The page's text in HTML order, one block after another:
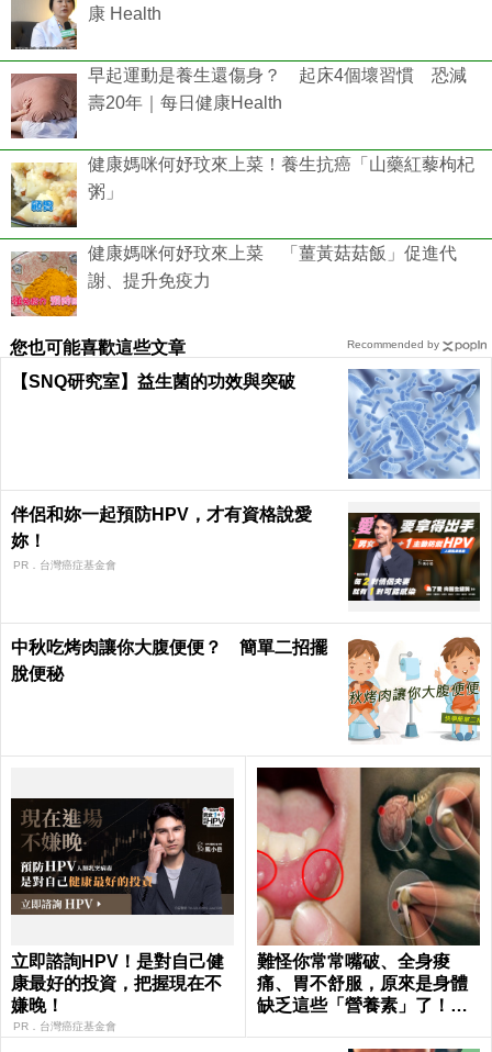
康 Health
早起運動是養生還傷身？ 起床4個壞習慣 恐減
壽20年｜每日健康Health
健康媽咪何妤玟來上菜！養生抗癌「山藥紅藜枸杞
粥」
健康媽咪何妤玟來上菜 「薑黃菇菇飯」促進代
謝、提升免疫力
您也可能喜歡這些文章
【SNQ研究室】益生菌的功效與突破
伴侶和妳一起預防HPV，才有資格說愛
妳！
PR．台灣癌症基金會
中秋吃烤肉讓你大腹便便？ 簡單二招擺
脫便秘
立即諮詢HPV！是對自己健
康最好的投資，把握現在不
嫌晚！
PR．台灣癌症基金會
難怪你常常嘴破、全身痠
痛、胃不舒服，原來是身體
缺乏這些「營養素」了！｜
Recommended by